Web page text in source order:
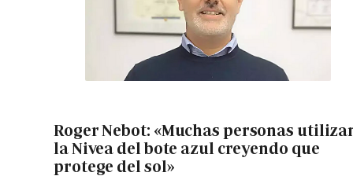
Roger Nebot: «Muchas personas
la Nivea del bote azul creyendo que
protege del sol»